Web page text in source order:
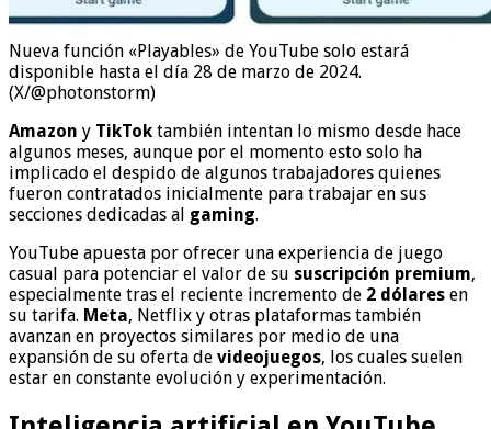
Nueva función «Playables» de YouTube solo estará
disponible hasta el día 28 de marzo de 2024.
(X/@photonstorm)
Amazon y TikTok también intentan lo mismo desde hace
algunos meses, aunque por el momento esto solo ha
implicado el despido de algunos trabajadores quienes
fueron contratados inicialmente para trabajar en sus
secciones dedicadas al gaming.
YouTube apuesta por ofrecer una experiencia de juego
casual para potenciar el valor de su suscripción premium,
especialmente tras el reciente incremento de 2 dólares en
su tarifa. Meta, Netflix y otras plataformas también
avanzan en proyectos similares por medio de una
expansión de su oferta de videojuegos, los cuales suelen
estar en constante evolución y experimentación.